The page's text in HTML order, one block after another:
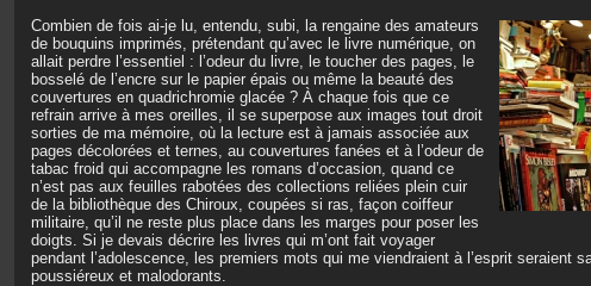
Combien de fois ai-je lu, entendu, subi, la rengaine des amateurs
de bouquins imprimés, prétendant qu’avec le livre numérique, on
allait perdre l’essentiel : l’odeur du livre, le toucher des pages, le
bosselé de l’encre sur le papier épais ou même la beauté des
couvertures en quadrichromie glacée ? À chaque fois que ce
refrain arrive à mes oreilles, il se superpose aux images tout droit
sorties de ma mémoire, où la lecture est à jamais associée aux
pages décolorées et ternes, au couvertures fanées et à l’odeur de
tabac froid qui accompagne les romans d’occasion, quand ce
n’est pas aux feuilles rabotées des collections reliées plein cuir
de la bibliothèque des Chiroux, coupées si ras, façon coiffeur
militaire, qu’il ne reste plus place dans les marges pour poser les
doigts. Si je devais décrire les livres qui m’ont fait voyager
pendant l’adolescence, les premiers mots qui me viendraient à l’esprit seraient
poussiéreux et malodorants.